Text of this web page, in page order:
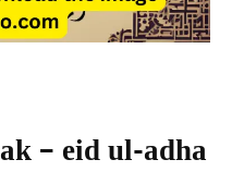
– eid ul-adha